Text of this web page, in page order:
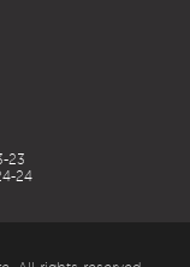
23
24